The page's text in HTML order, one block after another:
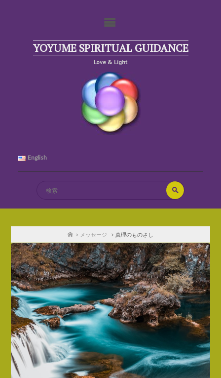
YOYUME SPIRITUAL GUIDANCE
Love & Light
English
検
索
ホ
ー
ム
メッセージ 真理のものさし